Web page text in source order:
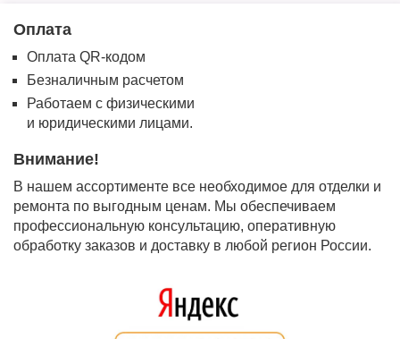
Оплата
Оплата QR-кодом
Безналичным расчетом
Работаем с физическими
и юридическими лицами.
Внимание!
В нашем ассортименте все необходимое для отделки и
ремонта по выгодным ценам. Мы обеспечиваем
профессиональную консультацию, оперативную
обработку заказов и доставку в любой регион России.